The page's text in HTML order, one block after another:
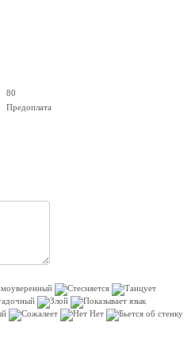
80
Предоплата